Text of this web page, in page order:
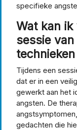
specifieke
Wat kan
sessie
Tijdens een
dat er in een
gewerkt aan het
angsten. De
gedachten die